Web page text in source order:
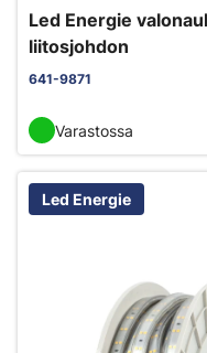
Led Energie
liitosjohdon
641-9871
Varastossa
Led Energie